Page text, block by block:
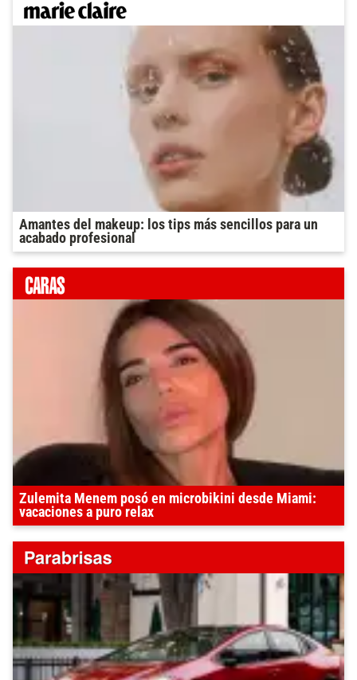
Amantes del makeup: los tips más sencillos para un
acabado profesional
Zulemita Menem posó en microbikini desde Miami:
vacaciones a puro relax